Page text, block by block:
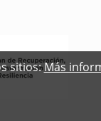
sitios:Más